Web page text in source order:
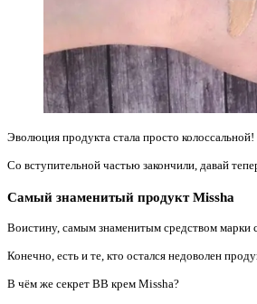
Эволюция продукта стала просто
Со вступительной частью закончили, давай
Самый знаменитый продукт Missha
Воистину, самым знаменитым средством марки
Конечно, есть и те, кто остался недоволен
В чём же секрет ВВ крем Missha?